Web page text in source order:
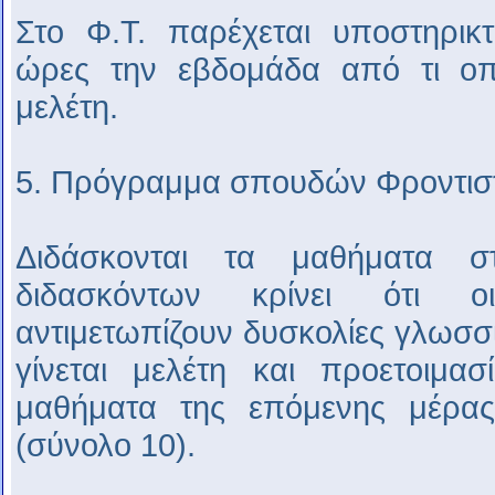
Στο Φ.Τ. παρέχεται
ώρες την εβδομάδα από τι
μελέτη.
5. Πρόγραμμα σπουδών
Διδάσκονται τα μαθήματα
διδασκόντων κρίνει ότι
αντιμετωπίζουν δυσκολίες
γίνεται μελέτη και
μαθήματα της επόμενης
(σύνολο 10).